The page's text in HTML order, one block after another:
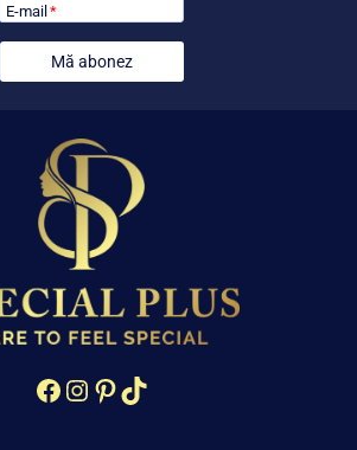
E-mail*
Mă abonez
Facebook
Instagram
Pinterest
TikTok